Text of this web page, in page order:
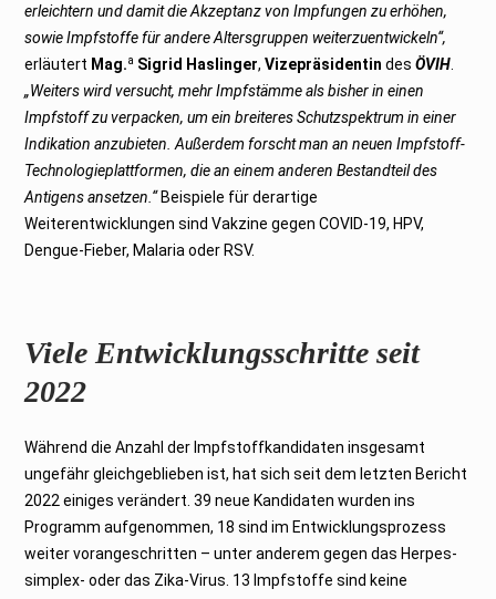
erleichtern und damit die Akzeptanz von Impfungen zu erhöhen,
sowie Impfstoffe für andere Altersgruppen weiterzuentwickeln“,
erläutert Mag.a Sigrid Haslinger,Vizepräsidentin desÖVIH
„Weiters wird versucht, mehr Impfstämme als bisher in einen
Impfstoff zu verpacken, um ein breiteres Schutzspektrum in einer
Indikation anzubieten. Außerdem forscht man an neuen Impfstoff-
Technologieplattformen, die an einem anderen Bestandteil des
Antigens ansetzen.“Beispiele für derartige
Weiterentwicklungen sind Vakzine gegen COVID-19, HPV,
Dengue-Fieber, Malaria oder RSV.
Viele Entwicklungsschritte seit
2022
Während die Anzahl der Impfstoffkandidaten insgesamt
ungefähr gleichgeblieben ist, hat sich seit dem letzten Bericht
2022 einiges verändert. 39 neue Kandidaten wurden ins
Programm aufgenommen, 18 sind im Entwicklungsprozess
weiter vorangeschritten – unter anderem gegen das Herpes-
simplex- oder das Zika-Virus. 13 Impfstoffe sind keine